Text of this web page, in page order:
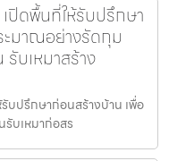
ปิดพื้นที่ให้รับปรึกษา
ะมาณอย่างรัดกุม
บเหมาสร้าง
บปรึกษาก่อนสร้างบ้าน เพื่อ
บเหมาก่อสร